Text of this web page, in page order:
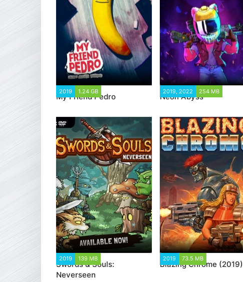
2019 1.24 GB
My Friend Pedro
2019, 2022 254 MB
Neon Abyss
2019 139 MB
Swords & Souls:
Neverseen
2019 73.5 MB
Blazing Chrome (2019)